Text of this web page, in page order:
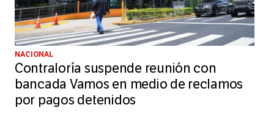
NACIONAL
Contraloría suspende reunión con
bancada Vamos en medio de reclamos
por pagos detenidos